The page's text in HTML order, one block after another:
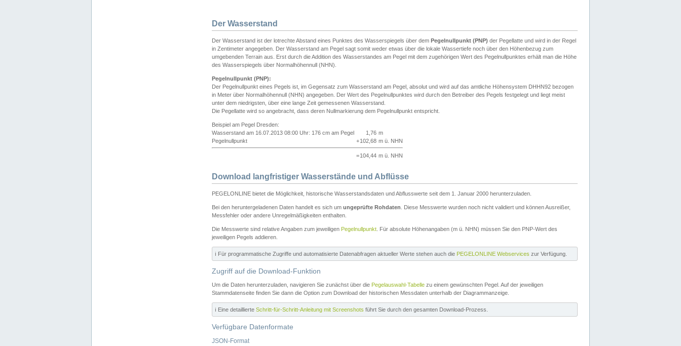
Der Wasserstand
Der Wasserstand ist der lotrechte Abstand eines Punktes des Wasserspiegels über dem Pegelnullpunkt (PNP) der Pegellatte und wird in der Regel
in Zentimeter angegeben. Der Wasserstand am Pegel sagt somit weder etwas über die lokale Wassertiefe noch über den Höhenbezug zum
umgebenden Terrain aus. Erst durch die Addition des Wasserstandes am Pegel mit dem zugehörigen Wert des Pegelnullpunktes erhält man die Höhe
des Wasserspiegels über Normalhöhennull (NHN).
Pegelnullpunkt (PNP):
Der Pegelnullpunkt eines Pegels ist, im Gegensatz zum Wasserstand am Pegel, absolut und wird auf das amtliche Höhensystem DHHN92 bezogen
in Meter über Normalhöhennull (NHN) angegeben. Der Wert des Pegelnullpunktes wird durch den Betreiber des Pegels festgelegt und liegt meist
unter dem niedrigsten, über eine lange Zeit gemessenen Wasserstand.
Die Pegellatte wird so angebracht, dass deren Nullmarkierung dem Pegelnullpunkt entspricht.
Beispiel am Pegel Dresden:
Wasserstand am 16.07.2013 08:00 Uhr: 176 cm am Pegel
1,76 m
Pegelnullpunkt
+102,68 m ü. NHN
=104,44 m ü. NHN
Download langfristiger Wasserstände und Abflüsse
PEGELONLINE bietet die Möglichkeit, historische Wasserstandsdaten und Abflusswerte seit dem 1. Januar 2000 herunterzuladen.
Bei den heruntergeladenen Daten handelt es sich um ungeprüfte Rohdaten . Diese Messwerte wurden noch nicht validiert und können Ausreißer,
Messfehler oder andere Unregelmäßigkeiten enthalten.
Die Messwerte sind relative Angaben zum jeweiligen Pegelnullpunkt . Für absolute Höhenangaben (m ü. NHN) müssen Sie den PNP-Wert des
jeweiligen Pegels addieren.
ℹ️ Für programmatische Zugriffe und automatisierte Datenabfragen aktueller Werte stehen auch die PEGELONLINE Webservices zur Verfügung.
Zugriff auf die Download-Funktion
Um die Daten herunterzuladen, navigieren Sie zunächst über die Pegelauswahl-Tabelle zu einem gewünschten Pegel. Auf der jeweiligen
Stammdatenseite finden Sie dann die Option zum Download der historischen Messdaten unterhalb der Diagrammanzeige.
ℹ️ Eine detaillierte Schritt-für-Schritt-Anleitung mit Screenshots führt Sie durch den gesamten Download-Prozess.
Verfügbare Datenformate
JSON-Format